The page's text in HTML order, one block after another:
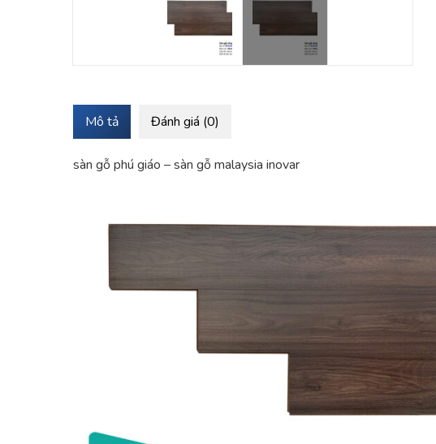
Mô tả Đánh giá (0)
sàn gỗ phú giáo – sàn gỗ malaysia inovar